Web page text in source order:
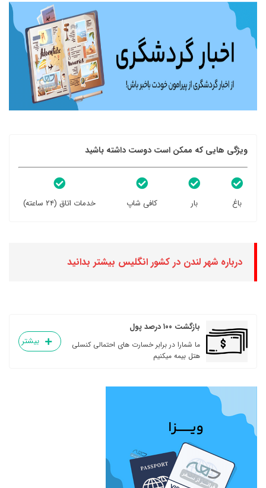
ویژگی هایی که ممکن است دوست داشته باشید
باغ بار کافی شاپ خدمات اتاق (۲۴ ساعته)
درباره شهر لندن در کشور انگلیس بیشتر بدانید
بازگشت ۱۰۰ درصد پول
ما شمارا در برابر خسارت های احتمالی کنسلی
هتل بیمه میکنیم
بیشتر